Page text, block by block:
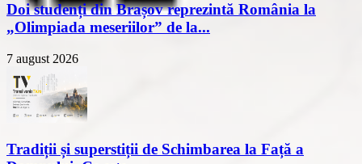
Doi studenți din Brașov reprezintă România la
„Olimpiada meseriilor” de la...
7 august 2026
Tradiții și superstiții de Schimbarea la Față a